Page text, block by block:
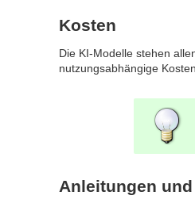
Kosten
Die KI-Modelle stehen
nutzungsabhängige
Anleitungen